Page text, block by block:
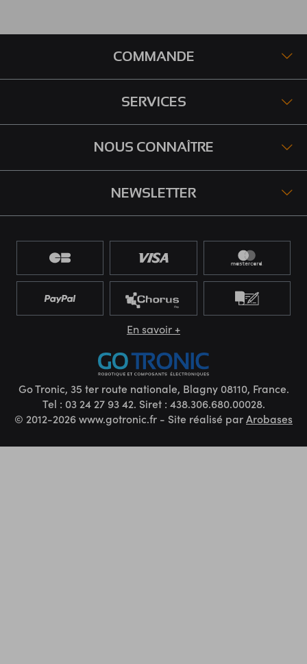
COMMANDE
SERVICES
NOUS CONNAÎTRE
NEWSLETTER
En savoir +
Go Tronic, 35 ter route nationale, Blagny 08110, France.
Tel : 03 24 27 93 42. Siret : 438.306.680.00028.
© 2012-2026 www.gotronic.fr - Site réalisé parArobases